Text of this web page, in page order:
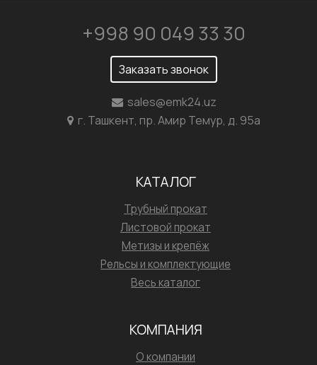
+998 90 049 33 30
Заказать звонок
sales@emk24.uz
г. Ташкент, пр. Амир Темур, д. 95а
КАТАЛОГ
Трубный прокат
Листовой прокат
Метизы и крепёж
Рельсы и комплектующие
Весь каталог
КОМПАНИЯ
О компании